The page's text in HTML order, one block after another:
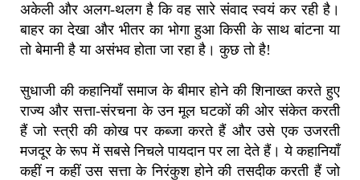
अकेली और अलग-थलग है कि वह सारे संवाद स्वयं कर रही है।
बाहर का देखा और भीतर का भोगा हुआ किसी के साथ बांटना या
तो बेमानी है या असंभव होता जा रहा है। कुछ तो है!
सुधाजी की कहानियाँ समाज के बीमार होने की शिनाख्त करते हुए
राज्य और सत्ता-संरचना के उन मूल घटकों की ओर संकेत करती
हैं जो स्त्री की कोख पर कब्जा करते हैं और उसे एक उजरती
मजदूर के रूप में सबसे निचले पायदान पर ला देते हैं। ये कहानियाँ
कहीं न कहीं उस सत्ता के निरंकुश होने की तसदीक करती हैं जो